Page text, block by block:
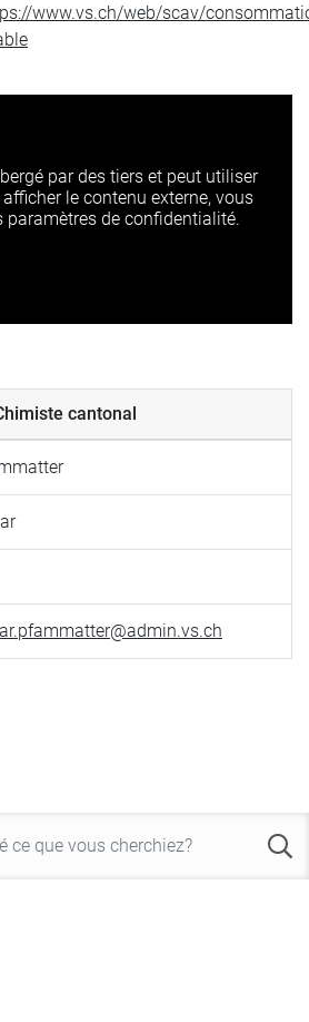
www.vs.ch/web/scav/
par des tiers et peut utiliser
le contenu externe, vous
paramètres de confidentialité.
cantonal